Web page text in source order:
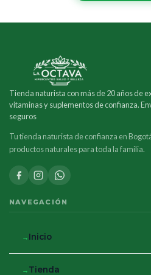
Tienda naturista con más de 20 años de
vitaminas y suplementos de confianza.
seguros
Tu tienda naturista de confianza en
productos naturales para toda la familia.
NAVEGACIÓN
Inicio
Tienda